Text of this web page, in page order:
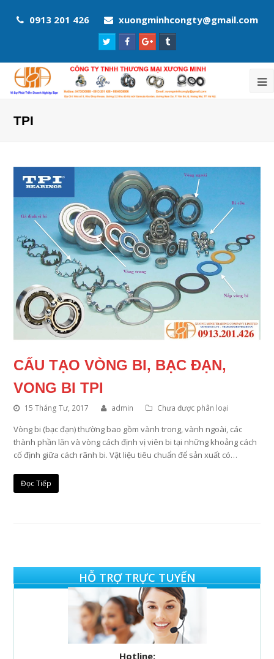
0913 201 426 xuongminhcongty@gmail.com
TwitterFacebook
Google
Profile
Tumblr
TPI
CẤU TẠO VÒNG BI, BẠC ĐẠN,
VONG BI TPI
15 Tháng Tư, 2017 admin Chưa được phân loại
Vòng bi (bạc đạn) thường bao gồm vành trong, vành ngoài, các
thành phần lăn và vòng cách định vị viên bi tại những khoảng cách
cố định giữa cách rãnh bi. Vật liệu tiêu chuẩn để sản xuất có…
Đọc Tiếp
HỖ TRỢ TRỰC TUYẾN
Hotline: